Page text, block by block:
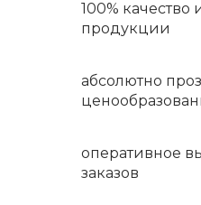
100% качество
продукции
абсолютно
оперативное
заказов